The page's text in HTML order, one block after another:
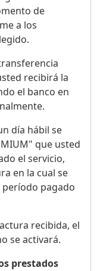
de
a los
recibirá la
el banco en
día hábil se
que usted
el servicio,
en la cual se
período pagado
recibida, el
se activará.
prestados